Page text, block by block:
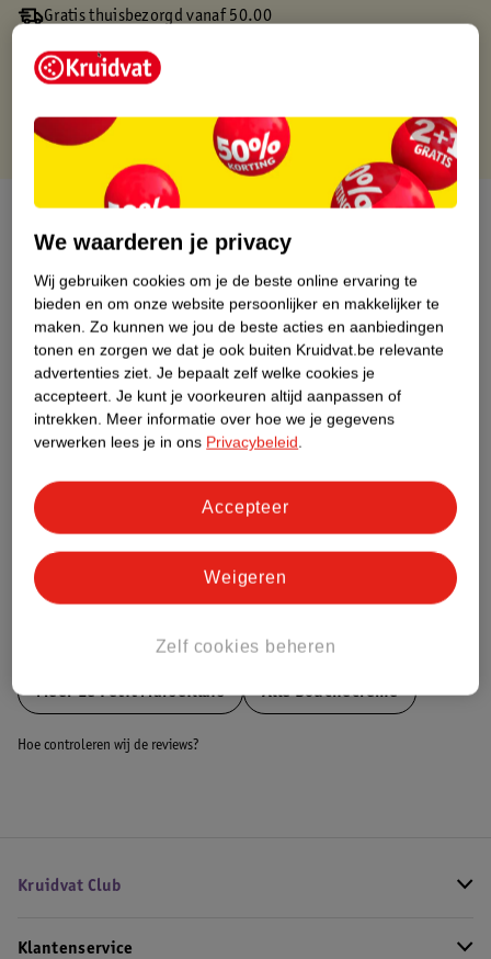
Gratis thuisbezorgd vanaf 50.00
Gratis punten met je Kruidvat kaart
Over dit product
Etiketinformatie
Nature Impact Score
Dit product heeft (nog) geen Nature
Impact Score.
Bestel & Bezorginformatie
MeerLe Petit Marseillais Alle Douchecreme
Hoe controleren wij de reviews?
Kruidvat Club
Klantenservice
We waarderen je privacy
Wij gebruiken cookies om je de beste online ervaring te
bieden en om onze website persoonlijker en makkelijker te
maken. Zo kunnen we jou de beste acties en aanbiedingen
tonen en zorgen we dat je ook buiten Kruidvat.be relevante
advertenties ziet. Je bepaalt zelf welke cookies je
accepteert. Je kunt je voorkeuren altijd aanpassen of
intrekken. Meer informatie over hoe we je gegevens
verwerken lees je in ons Privacybeleid.
Zelf cookies beheren
Weigeren
Accepteer